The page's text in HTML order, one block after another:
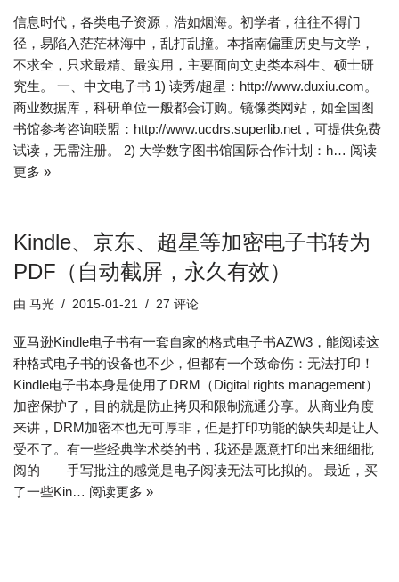
信息时代，各类电子资源，浩如烟海。初学者，往往不得门
径，易陷入茫茫林海中，乱打乱撞。本指南偏重历史与文学，
不求全，只求最精、最实用，主要面向文史类本科生、硕士研
究生。 一、中文电子书 1) 读秀/超星：http://www.duxiu.com。
商业数据库，科研单位一般都会订购。镜像类网站，如全国图
书馆参考咨询联盟：http://www.ucdrs.superlib.net，可提供免费
试读，无需注册。 2) 大学数字图书馆国际合作计划：h… 阅读
更多 »
Kindle、京东、超星等加密电子书转为
PDF（自动截屏，永久有效）
由 马光 2015-01-21 27 评论
亚马逊Kindle电子书有一套自家的格式电子书AZW3，能阅读这
种格式电子书的设备也不少，但都有一个致命伤：无法打印！
Kindle电子书本身是使用了DRM（Digital rights management）
加密保护了，目的就是防止拷贝和限制流通分享。从商业角度
来讲，DRM加密本也无可厚非，但是打印功能的缺失却是让人
受不了。有一些经典学术类的书，我还是愿意打印出来细细批
阅的——手写批注的感觉是电子阅读无法可比拟的。 最近，买
了一些Kin… 阅读更多 »